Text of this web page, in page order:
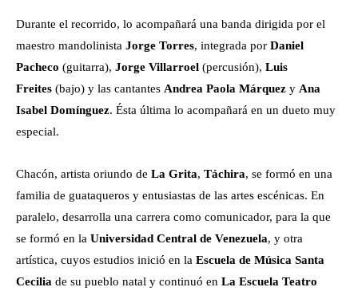
Durante el recorrido, lo acompañará una banda dirigida por el
maestro mandolinista Jorge Torres, integrada por Daniel
Pacheco (guitarra), Jorge Villarroel (percusión), Luis
Freites (bajo) y las cantantes Andrea Paola Márquez y Ana
Isabel Domínguez. Ésta última lo acompañará en un dueto muy
especial.
Chacón, artista oriundo de La Grita, Táchira, se formó en una
familia de guataqueros y entusiastas de las artes escénicas. En
paralelo, desarrolla una carrera como comunicador, para la que
se formó en la Universidad Central de Venezuela, y otra
artística, cuyos estudios inició en la Escuela de Música Santa
Cecilia de su pueblo natal y continuó en La Escuela Teatro